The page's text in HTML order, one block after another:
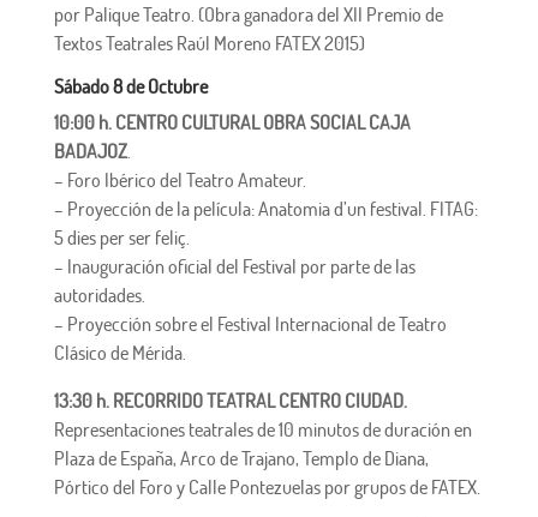
por Palique Teatro. (Obra ganadora del XII Premio de
Textos Teatrales Raúl Moreno FATEX 2015)
Sábado 8 de Octubre
10:00 h. CENTRO CULTURAL OBRA SOCIAL CAJA
BADAJOZ.
– Foro Ibérico del Teatro Amateur.
– Proyección de la película: Anatomia d’un festival. FITAG:
5 dies per ser feliç.
– Inauguración oficial del Festival por parte de las
autoridades.
– Proyección sobre el Festival Internacional de Teatro
Clásico de Mérida.
13:30 h. RECORRIDO TEATRAL CENTRO CIUDAD.
Representaciones teatrales de 10 minutos de duración en
Plaza de España, Arco de Trajano, Templo de Diana,
Pórtico del Foro y Calle Pontezuelas por grupos de FATEX.